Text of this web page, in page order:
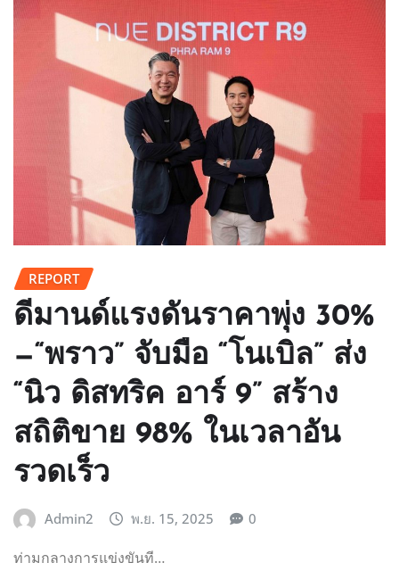
REPORT
ดีมานด์แรงดันราคาพุ่ง 30%
—“พราว” จับมือ “โนเบิล” ส่ง
“นิว ดิสทริค อาร์ 9” สร้าง
สถิติขาย 98% ในเวลาอัน
รวดเร็ว
Admin2 พ.ย. 15, 2025 0
ท่ามกลางการแข่งขันที…